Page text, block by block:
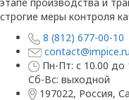
строгие меры контроля
8 (812) 677-00-10
contact@impice.ru
Пн-Пт: с 10.00 до
Сб-Вс: выходной
197022, Россия,